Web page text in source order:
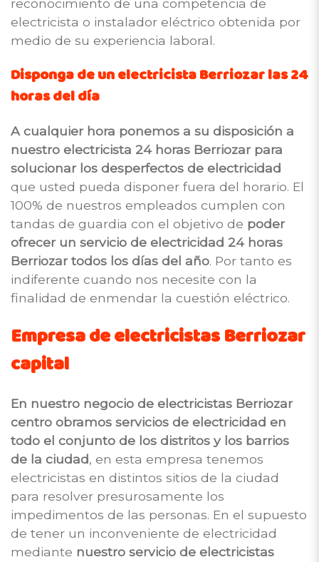
reconocimiento de una competencia de
electricista o instalador eléctrico obtenida por
medio de su experiencia laboral.
Disponga de un electricista Berriozar las 24
horas del día
A cualquier hora ponemos a su disposición a
nuestro electricista 24 horas Berriozar para
solucionar los desperfectos de electricidad
que usted pueda disponer fuera del horario. El
100% de nuestros empleados cumplen con
tandas de guardia con el objetivo de poder
ofrecer un servicio de electricidad 24 horas
Berriozar todos los días del año. Por tanto es
indiferente cuando nos necesite con la
finalidad de enmendar la cuestión eléctrico.
Empresa de electricistas Berriozar
capital
En nuestro negocio de electricistas Berriozar
centro obramos servicios de electricidad en
todo el conjunto de los distritos y los barrios
de la ciudad, en esta empresa tenemos
electricistas en distintos sitios de la ciudad
para resolver presurosamente los
impedimentos de las personas. En el supuesto
de tener un inconveniente de electricidad
mediante nuestro servicio de electricistas